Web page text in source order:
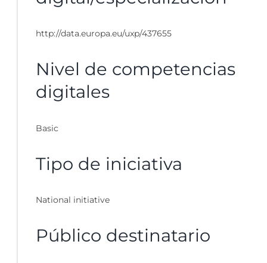
http://data.europa.eu/uxp/437655
Nivel de competencias
digitales
Basic
Tipo de iniciativa
National initiative
Público destinatario